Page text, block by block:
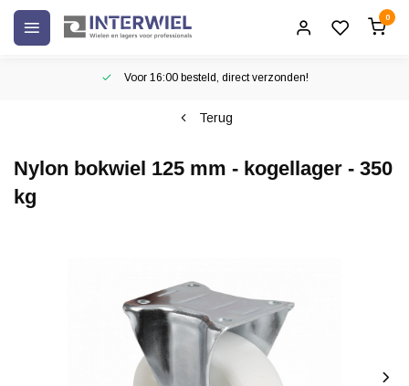
0
Voor 16:00 besteld, direct verzonden!
Terug
Nylon bokwiel 125 mm - kogellager - 350
kg